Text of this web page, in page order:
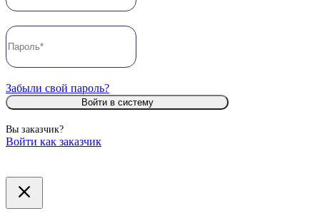
Забыли свой пароль?
Войти в систему
Вы заказчик?
Войти как заказчик